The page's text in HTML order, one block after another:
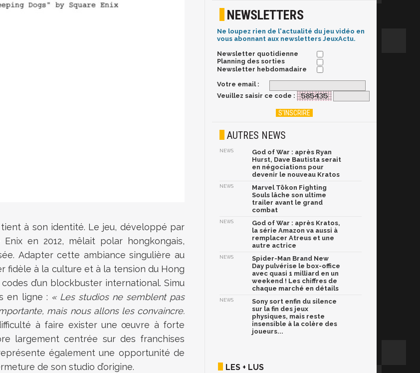
tient à son identité. Le jeu, développé par
en 2012, mêlait polar hongkongais,
Adapter cette ambiance singulière au
fidèle à la culture et à la tension du Hong
d’un blockbuster international. Simu
en ligne : « Les studios ne semblent pas
mais nous allons les convaincre.
à faire exister une œuvre à forte
largement centrée sur des franchises
également une opportunité de
de son studio d’origine.
NEWSLETTERS
Ne loupez rien de l'actualité du jeu vidéo en
vous abonnant aux newsletters JeuxActu.
Newsletter quotidienne
Planning des sorties
Newsletter hebdomadaire
Votre email :
Veuillez saisir ce code :
AUTRES NEWS
NEWS
God of War : après Ryan
Hurst, Dave Bautista serait
en négociations pour
devenir le nouveau Kratos
NEWS
Marvel Tōkon Fighting
Souls lâche son ultime
trailer avant le grand
combat
NEWS
God of War : après Kratos,
la série Amazon va aussi à
remplacer Atreus et une
autre actrice
NEWS
Spider-Man Brand New
Day pulvérise le box-office
avec quasi 1 milliard en un
weekend ! Les chiffres de
chaque marché en détails
NEWS
Sony sort enfin du silence
sur la fin des jeux
physiques, mais reste
insensible à la colère des
joueurs...
LES + LUS